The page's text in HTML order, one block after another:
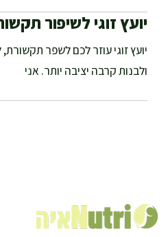
יועץ זוגי לשיפור
יועץ זוגי עוזר לכם לשפר
ולבנות קרבה יציבה יותר. אני